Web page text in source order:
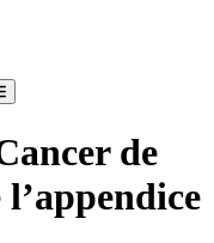
de